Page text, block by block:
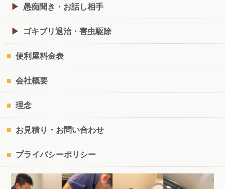
愚痴聞き・お話し相手
ゴキブリ退治・害虫駆除
便利屋料金表
会社概要
理念
お見積り・お問い合わせ
プライバシーポリシー